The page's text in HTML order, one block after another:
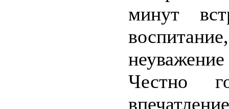
минут
Честно